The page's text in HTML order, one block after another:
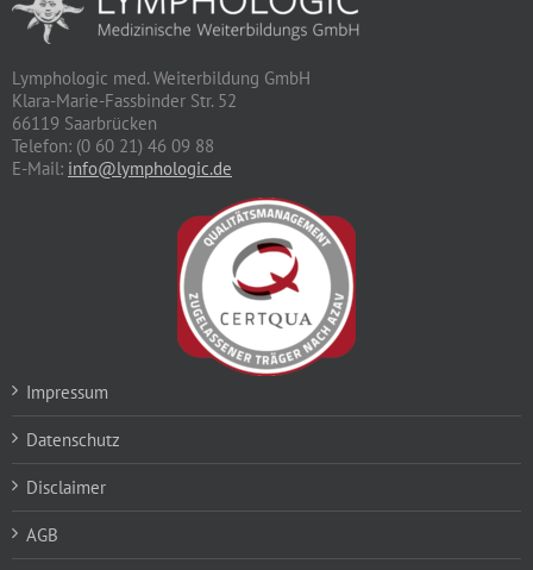
Lymphologic med. Weiterbildung GmbH
Klara-Marie-Fassbinder Str. 52
66119 Saarbrücken
Telefon: (0 60 21) 46 09 88
E-Mail: info@lymphologic.de
Impressum
Datenschutz
Disclaimer
AGB